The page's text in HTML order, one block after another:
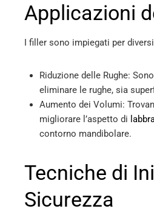
Applicazioni
I filler sono impiegati per
Riduzione delle Rughe:
eliminare le rughe, sia
Aumento dei Volumi:
migliorare l’aspetto di
contorno mandibolare.
Tecniche di
Sicurezza